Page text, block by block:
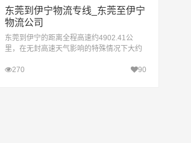
东莞到伊宁物流专线_东莞至伊宁
物流公司
东莞到伊宁的距离全程高速约4902.41公
里，在无封高速天气影响的特殊情况下大约
专线，是东莞辉驰物流公司精心打造的一条
270 90